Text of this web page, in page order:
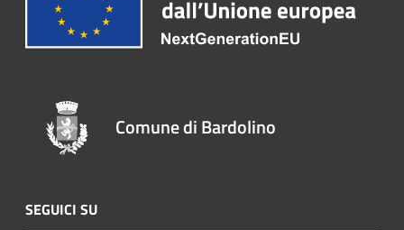
Comune di Bardolino
SEGUICI SU